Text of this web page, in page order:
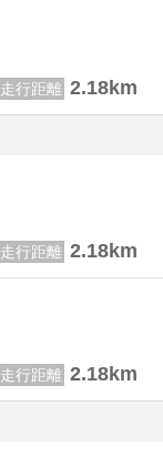
走行距離 2.18km
走行距離 2.18km
走行距離 2.18km